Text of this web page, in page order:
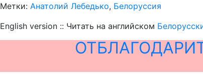
Метки: Анатолий Лебедько, Белоруссия
English version :: Читать на английском